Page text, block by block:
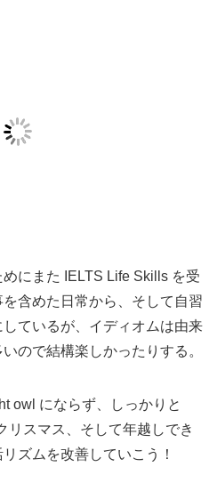
にまた IELTS Life Skills を受
含めた日常から、そして自習
ているが、イディオムは由来
ので結構楽しかったりする。
owl にならず、しっかりと
リスマス、そして年越しでき
ズムを改善していこう！